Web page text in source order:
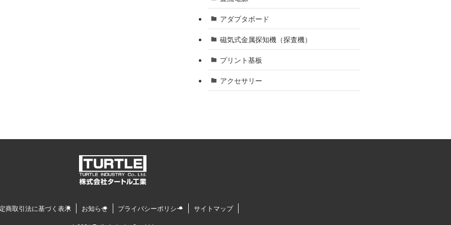
アダプタボード
磁気式金属探知機（探査機）
プリント基板
アクセサリー
商取引法に基づく表示 お知らせ プライバシーポリシー サイトマップ